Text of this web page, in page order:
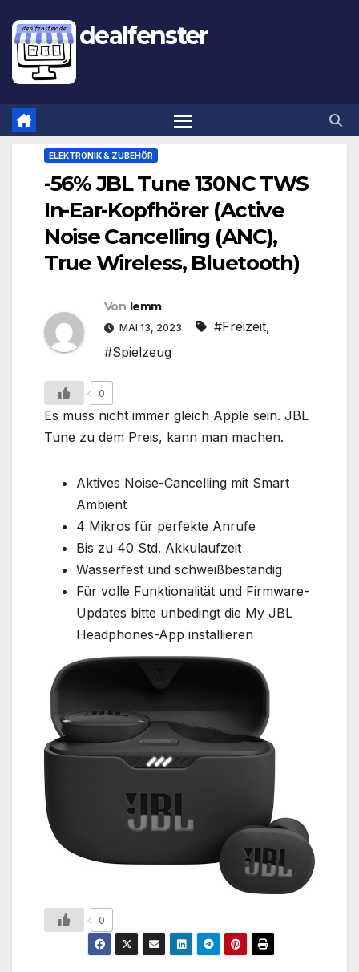
dealfenster
ELEKTRONIK & ZUBEHÖR
-56% JBL Tune 130NC TWS
In-Ear-Kopfhörer (Active
Noise Cancelling (ANC),
True Wireless, Bluetooth)
Von lemm
MAI 13, 2023 #Freizeit,
#Spielzeug
0
Es muss nicht immer gleich Apple sein. JBL
Tune zu dem Preis, kann man machen.
Aktives Noise-Cancelling mit Smart
Ambient
4 Mikros für perfekte Anrufe
Bis zu 40 Std. Akkulaufzeit
Wasserfest und schweißbeständig
Für volle Funktionalität und Firmware-
Updates bitte unbedingt die My JBL
Headphones-App installieren
0